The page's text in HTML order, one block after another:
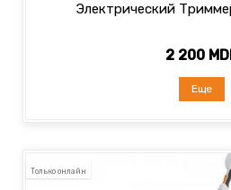
Электрический
2 200
Еще
Только онлайн